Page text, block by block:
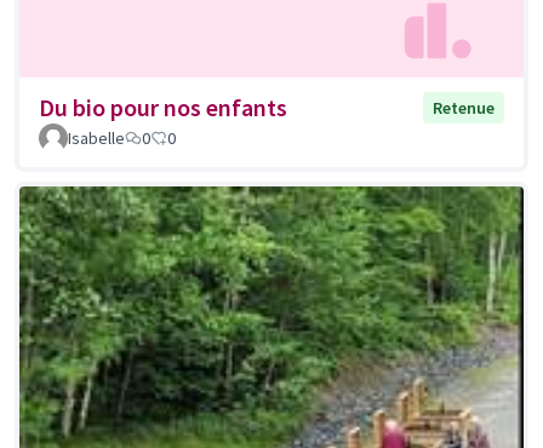
Du bio pour nos enfants
Retenue
Isabelle
0 0